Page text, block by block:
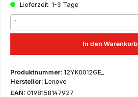
Lieferzeit: 1-3 Tage
In den Warenkorb
Produktnummer: 12YK0012GE_
Hersteller: Lenovo
EAN: 0198158147927